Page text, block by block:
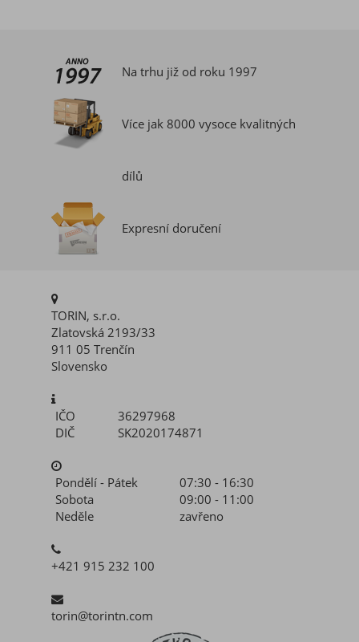
Na trhu již od roku 1997
Více jak 8000 vysoce kvalitných
dílů
Expresní doručení
TORIN, s.r.o.
Zlatovská 2193/33
911 05 Trenčín
Slovensko
IČO
36297968
DIČ
SK2020174871
Pondělí - Pátek
07:30 - 16:30
Sobota
09:00 - 11:00
Neděle
zavřeno
+421 915 232 100
torin@torintn.com